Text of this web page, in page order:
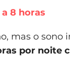
8 horas
mas o sono
por noite